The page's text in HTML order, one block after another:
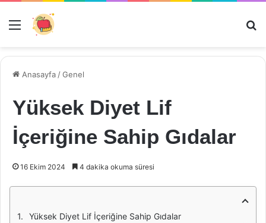
Menü
Anasayfa /Genel
Yüksek Diyet Lif
İçeriğine Sahip Gıdalar
16 Ekim 2024 4 dakika okuma süresi
Yüksek Diyet Lif İçeriğine Sahip Gıdalar